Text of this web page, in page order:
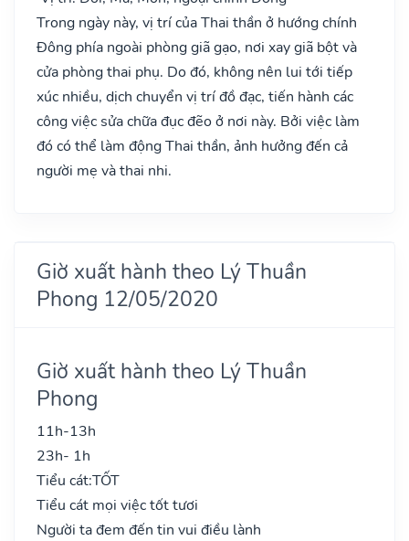
Trong ngày này, vị trí của Thai thần ở hướng chính
Đông phía ngoài phòng giã gạo, nơi xay giã bột và
cửa phòng thai phụ. Do đó, không nên lui tới tiếp
xúc nhiều, dịch chuyển vị trí đồ đạc, tiến hành các
công việc sửa chữa đục đẽo ở nơi này. Bởi việc làm
đó có thể làm động Thai thần, ảnh hưởng đến cả
người mẹ và thai nhi.
Giờ xuất hành theo Lý Thuần
Phong 12/05/2020
Giờ xuất hành theo Lý Thuần
Phong
11h-13h
23h- 1h
Tiểu cát:TỐT
Tiểu cát mọi việc tốt tươi
Người ta đem đến tin vui điều lành